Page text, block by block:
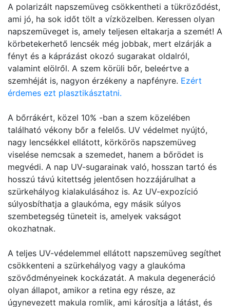
A polarizált napszemüveg csökkentheti a tükröződést,
ami jó, ha sok időt tölt a vízközelben. Keressen olyan
napszemüveget is, amely teljesen eltakarja a szemét! A
körbetekerhető lencsék még jobbak, mert elzárják a
fényt és a káprázást okozó sugarakat oldalról,
valamint elölről. A szem körüli bőr, beleértve a
szemhéját is, nagyon érzékeny a napfényre. Ezért
érdemes ezt plasztikásztatni.
A bőrrákért, közel 10% -ban a szem közelében
található vékony bőr a felelős. UV védelmet nyújtó,
nagy lencsékkel ellátott, körkörös napszemüveg
viselése nemcsak a szemedet, hanem a bőrödet is
megvédi. A nap UV-sugarainak való, hosszan tartó és
hosszú távú kitettség jelentősen hozzájárulhat a
szürkehályog kialakulásához is. Az UV-expozíció
súlyosbíthatja a glaukóma, egy másik súlyos
szembetegség tüneteit is, amelyek vakságot
okozhatnak.
A teljes UV-védelemmel ellátott napszemüveg segíthet
csökkenteni a szürkehályog vagy a glaukóma
szövődményeinek kockázatát. A makula degeneráció
olyan állapot, amikor a retina egy része, az
úgynevezett makula romlik, ami károsítja a látást, és